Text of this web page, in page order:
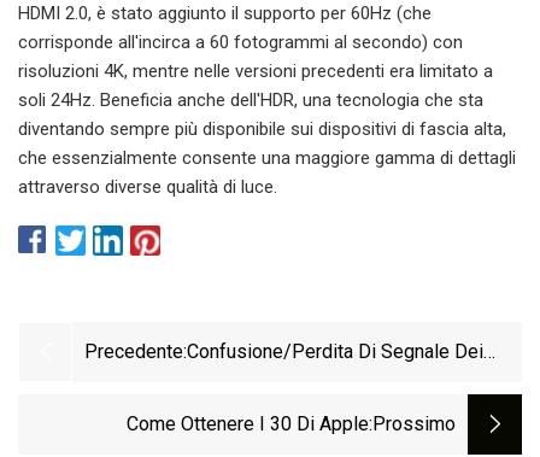
HDMI 2.0, è stato aggiunto il supporto per 60Hz (che
corrisponde all'incirca a 60 fotogrammi al secondo) con
risoluzioni 4K, mentre nelle versioni precedenti era limitato a
soli 24Hz. Beneficia anche dell'HDR, una tecnologia che sta
diventando sempre più disponibile sui dispositivi di fascia alta,
che essenzialmente consente una maggiore gamma di dettagli
attraverso diverse qualità di luce.
Precedente:Confusione/perdita Di Segnale Dei
Come Ottenere I 30 Di Apple:Prossimo